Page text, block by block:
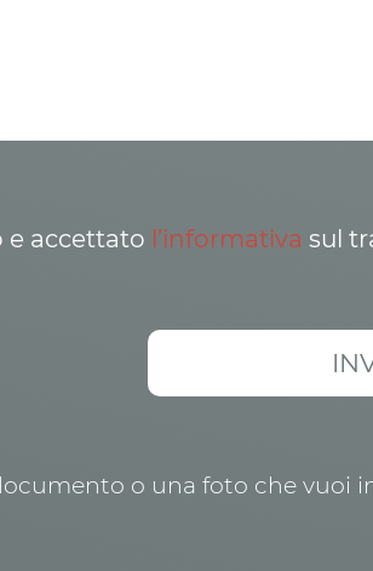
e accettato l’informativa sul
o una foto che vuoi